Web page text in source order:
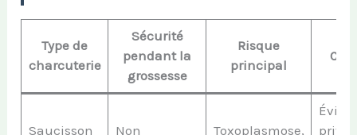
Type de
charcuterie
Sécurité
pendant la
grossesse
Risque
principal
Saucisson
Non
Toxoplasmose,
Éviter,